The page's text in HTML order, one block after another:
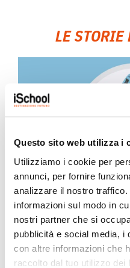
Questo sito web utilizza i
Utilizziamo i cookie per
annunci, per fornire
analizzare il nostro
informazioni sul modo in
nostri partner che si
pubblicità e social media, i
con altre informazioni che
raccolto dal tuo utilizzo dei
LE
iSchool ha
nazionale HBSC
25 Maggio 2026
Quest’anno il nostro